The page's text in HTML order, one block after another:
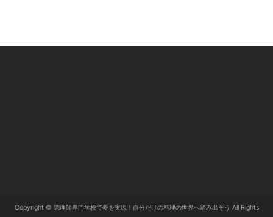
Copyright © 調理師専門学校で夢を実現！自分だけの料理の世界へ踏み出そう All Rights